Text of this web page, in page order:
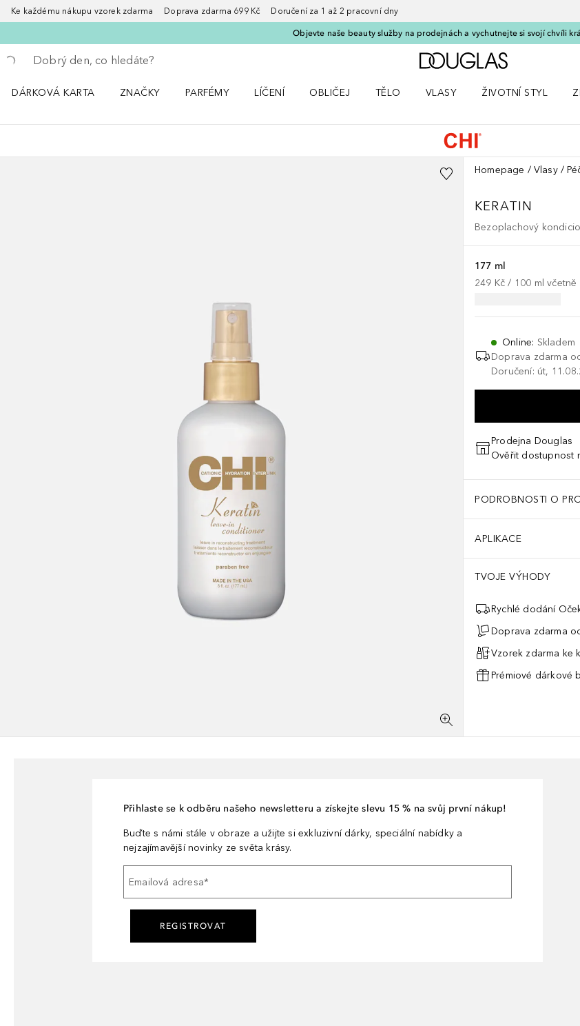
Ke každému nákupu vzorek zdarma Doprava zdarma 699 Kč Doručení za 1 až 2 pracovní dny
Objevte naše beauty služby na prodejnách a vychutnejte si svojí chvíli
Vraťte se
Proveďte vyhledávání
Domů
DÁRKOVÁ KARTA
ZNAČKY
PARFÉMY
LÍČENÍ
OBLIČEJ
TĚLO
VLASY
ŽIVOTNÍ STYL
Homepage Vlasy
KERATIN
Bezoplachový
177 ml
249 Kč / 100 ml včetně
Online: Skladem
Doprava zdarma
Doručení: út,
Prodejna Douglas
Ověřit dostupnost
PODROBNOSTI O
APLIKACE
TVOJE VÝHODY
Rychlé dodání
Doprava zdarma
Vzorek zdarma ke
Prémiové dárkové
Přihlaste se k odběru našeho newsletteru a získejte slevu 15 % na svůj první nákup!
Buďte s námi stále v obraze a užijte si exkluzivní dárky, speciální nabídky a
nejzajímavější novinky ze světa krásy.
Emailová adresa*
REGISTROVAT